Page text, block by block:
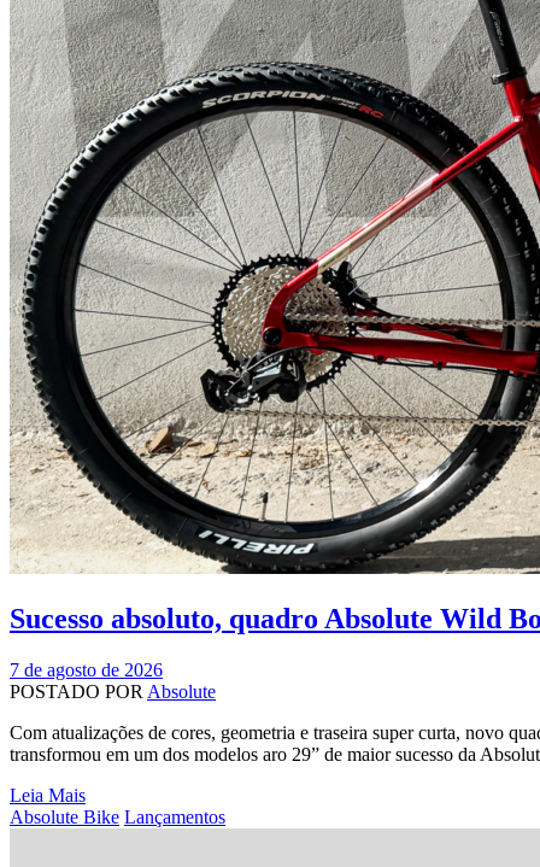
Sucesso absoluto, quadro Absolute Wild
7 de agosto de 2026
POSTADO POR Absolute
Com atualizações de cores, geometria e traseira super curta, novo
transformou em um dos modelos aro 29” de maior sucesso da
Leia Mais
Categories
Absolute Bike Lançamentos